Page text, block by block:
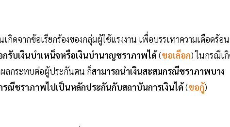
เกิดจากข้อเรียกร้องของกลุ่มผู้ใช้แรงงาน เพื่อบรรเทาความเดือดร้อน
กรับเงินบำเหน็จหรือเงินบำนาญชราภาพได้(ขอเลือก) ในกรณีเ
ลกระทบต่อผู้ประกันตน ก็สามารถนำเงินสะสมกรณีชราภาพบาง
รณีชราภาพไปเป็นหลักประกันกับสถาบันการเงินได้(ขอกู้)